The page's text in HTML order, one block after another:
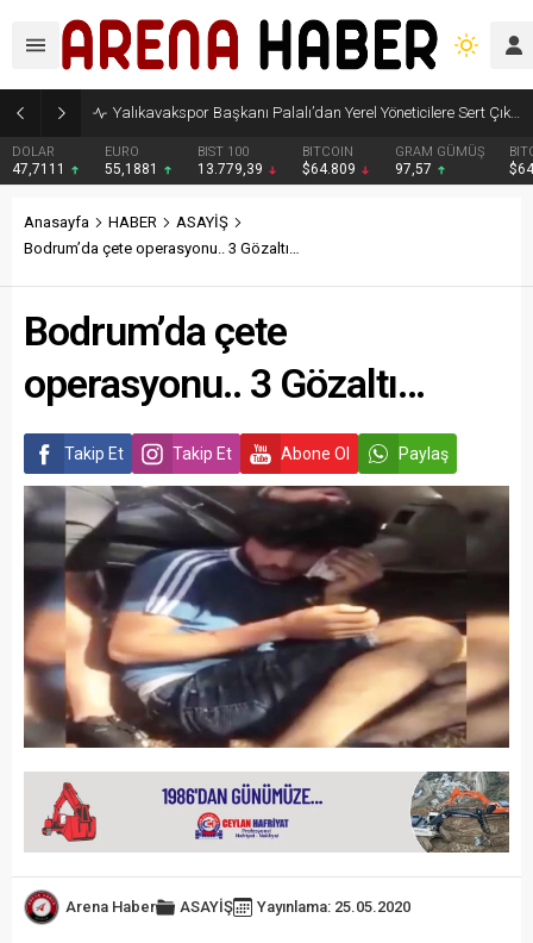
Yalıkavakspor Başkanı Palalı’dan Yerel Yöneticilere Sert Çıkış”
DOLAR
47,7111
EURO
55,1881
BIST 100
13.779,39
BITCOIN
$64.809
GRAM GÜMÜŞ
97,57
Anasayfa HABER
ASAYİŞ
Bodrum’da çete operasyonu.. 3 Gözaltı…
Bodrum’da çete
operasyonu.. 3 Gözaltı…
Takip Et Takip Et Abone Ol Paylaş
Arena Haber ASAYİŞ Yayınlama: 25.05.2020